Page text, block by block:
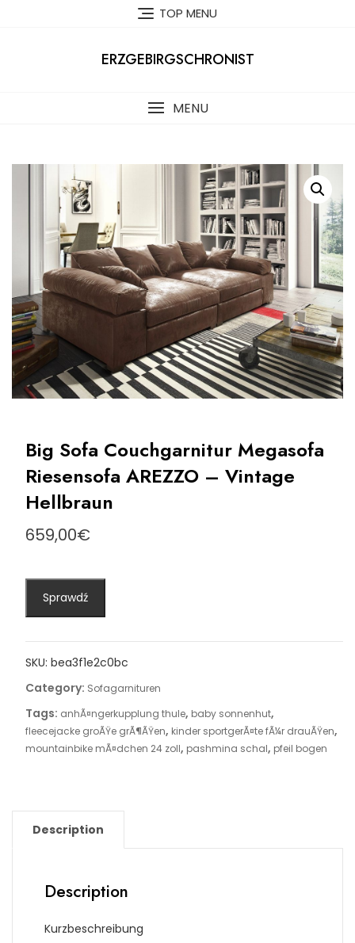
TOP MENU
ERZGEBIRGSCHRONIST
MENU
Big Sofa Couchgarnitur Megasofa
Riesensofa AREZZO – Vintage
Hellbraun
659,00€
Sprawdź
SKU: bea3f1e2c0bc
Category: Sofagarnituren
Tags: anhÃ¤ngerkupplung thule, baby sonnenhut,
fleecejacke groÃŸe grÃ¶ÃŸen, kinder sportgerÃ¤te fÃ¼r drauÃŸen,
mountainbike mÃ¤dchen 24 zoll, pashmina schal, pfeil bogen
Description
Description
Kurzbeschreibung